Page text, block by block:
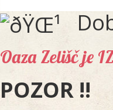
Oaza Zelišč je
POZOR !!